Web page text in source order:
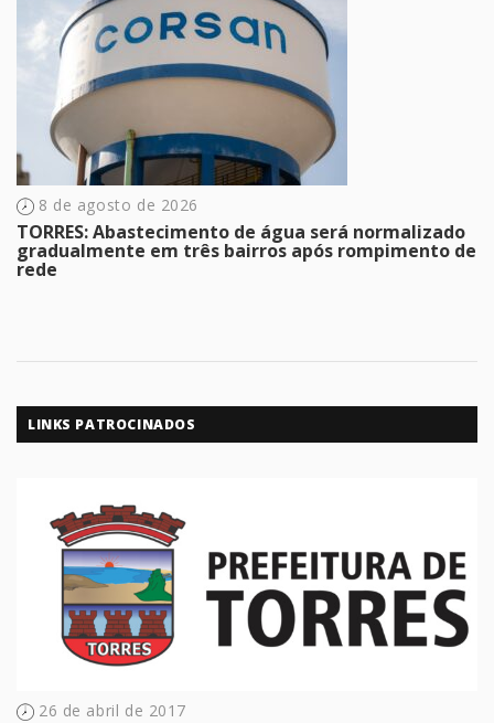
8 de agosto de 2026
TORRES: Abastecimento de água será normalizado
gradualmente em três bairros após rompimento de
rede
LINKS PATROCINADOS
26 de abril de 2017